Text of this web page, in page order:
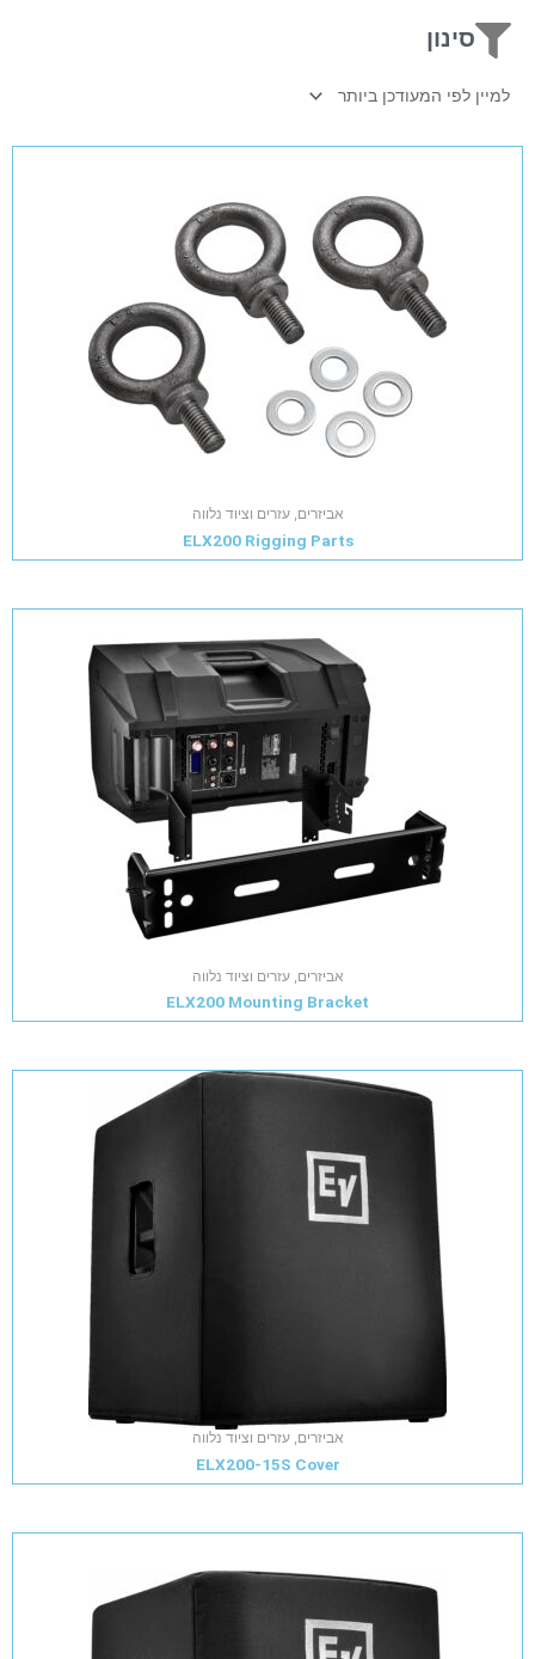
סינון
אביזרים, עזרים וציוד נלווה
ELX200 Rigging Parts
אביזרים, עזרים וציוד נלווה
ELX200 Mounting Bracket
אביזרים, עזרים וציוד נלווה
ELX200-15S Cover